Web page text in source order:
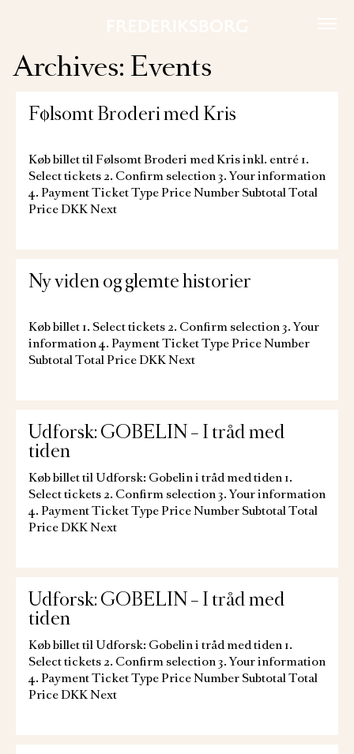
Archives:Events
Følsomt Broderi med Kris
Køb billet til Følsomt Broderi med Kris inkl. entré 1.
Select tickets 2. Confirm selection 3. Your information
4. Payment Ticket Type Price Number Subtotal Total
Price DKK Next
Ny viden og glemte historier
Køb billet 1. Select tickets 2. Confirm selection 3. Your
information 4. Payment Ticket Type Price Number
Subtotal Total Price DKK Next
Udforsk: GOBELIN – I tråd med
tiden
Køb billet til Udforsk: Gobelin i tråd med tiden 1.
Select tickets 2. Confirm selection 3. Your information
4. Payment Ticket Type Price Number Subtotal Total
Price DKK Next
Udforsk: GOBELIN – I tråd med
tiden
Køb billet til Udforsk: Gobelin i tråd med tiden 1.
Select tickets 2. Confirm selection 3. Your information
4. Payment Ticket Type Price Number Subtotal Total
Price DKK Next